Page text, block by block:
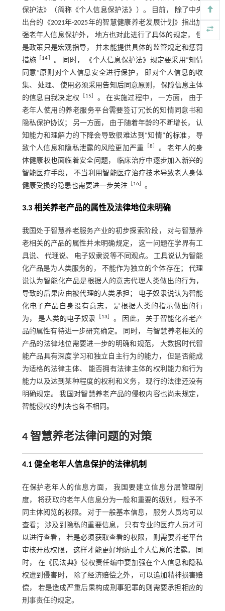
保护法》（简称《个人信息保护法》）。 目前， 除了中央
出台的《2021年-2025年的智慧健康养老发展计划》指出加
强老年人信息保护外， 地方也对此进行了具体的规定， 但
是政策只是宏观指导， 并未能提供具体的监管规定和惩罚
措施
14
。 同时， 《个人信息保护法》规定要采用“知情
同意”原则对个人信息安全进行保护， 即对个人信息的收
集、 处理、 使用必须采用告知后同意原则， 保障信息主体
的信息自我决定权
15
。 在实施过程中， 一方面， 由于
老年人使用的养老服务平台需要签订冗长的知情同意书和
隐私保护协议； 另一方面， 由于随着年龄的不断增长， 认
知能力和理解力的下降会导致很难达到“知情”的标准， 导
致个人信息和隐私泄露的风险更加严重 ［8
。 老年人的身
体健康权也面临着安全问题， 临床治疗中逐步加入新兴的
智能医疗手段， 不当利用智能医疗治疗技术导致老人身体
健康受损的隐患也需要进一步关注［ 16］ 。
3.3 相关养老产品的属性及法律地位未明确
我国处于智慧养老服务产业的初步探索阶段， 对与智慧养
老相关的产品的属性并未明确规定， 这一问题在学界有工
具说、 代理说、 电子奴隶说等不同观点。 工具说认为智能
化产品是为人类服务的， 不能作为独立的个体存在； 代理
说认为智能化产品是根据人的意志代理人类做出的行为，
导致的后果应由被代理的人类承担； 电子奴隶说认为智能
化电子产品自身没有意志， 是根据人类的指示做出的行
为， 是人类的电子奴隶
13
。 因此， 关于智能化养老产
品的属性有待进一步研究确定。 同时， 与智慧养老相关的
产品的法律地位需要进一步的明确和规范， 大数据时代智
能产品具有深度学习和独立自主行为的能力， 但是否能成
为适格的法律主体、 能否拥有法律主体的权利能力和行为
能力以及达到某种程度的权利和义务， 现行的法律还没有
明确规定。 我国对智慧养老产品的侵权内容也尚未规定，
智能侵权的判决也各不相同。
4 智慧养老法律问题的对策
4.1 健全老年人信息保护的法律机制
在保护老年人的信息方面， 我国要建立信息分层管理制
度， 将获取的老年人信息分为一般和重要的级别， 赋予不
同主体阅览的权限。 对于一般基本信息， 服务人员均可以
查看； 涉及到隐私的重要信息， 只有专业的医疗人员才可
以进行查看， 若是必须获取查看的权限， 则需要养老平台
审核开放权限， 这样才能更好地防止个人信息的泄露。 同
时， 在《民法典》侵权责任编中要加强在个人信息和隐私
权遭到侵害时， 除了经济赔偿之外， 可以追加精神损害赔
偿， 若是造成严重后果构成刑事犯罪的则需要承担相应的
刑事责任的规定。